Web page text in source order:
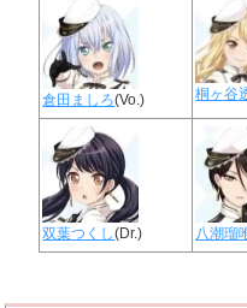
倉田ましろ(Vo.) 桐ヶ谷
双葉つくし(Dr.) 八潮瑠